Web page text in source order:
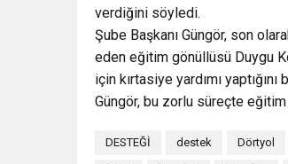
verdiğini söyledi.
Şube Başkanı Güngör, son
eden eğitim gönüllüsü Duygu
için kırtasiye yardımı yaptığını
Güngör, bu zorlu süreçte
DESTEĞİ destek Dörtyol